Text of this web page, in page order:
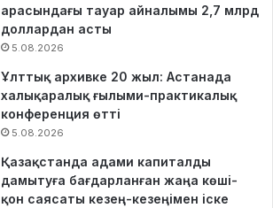
арасындағы тауар айналымы 2,7 млрд
доллардан асты
5.08.2026
Ұлттық архивке 20 жыл: Астанада
халықаралық ғылыми-практикалық
конференция өтті
5.08.2026
Қазақстанда адами капиталды
дамытуға бағдарланған жаңа көші-
қон саясаты кезең-кезеңімен іске